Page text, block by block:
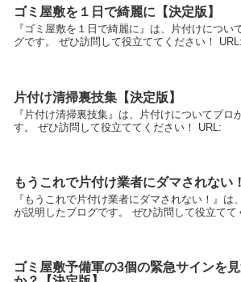
ゴミ屋敷を１日で綺麗に【決定版】
『ゴミ屋敷を１日で綺麗に』は、片付けについ
グです。 ぜひ訪問して役立ててください！
片付け清掃裏技集【決定版】
『片付け清掃裏技集』は、片付けについてプロ
す。 ぜひ訪問して役立ててください！ URL:
もうこれで片付け業者にダマされない
『もうこれで片付け業者にダマされない！』は
が説明したブログです。 ぜひ訪問して役立て
ゴミ屋敷予備軍の3個の緊急サインを